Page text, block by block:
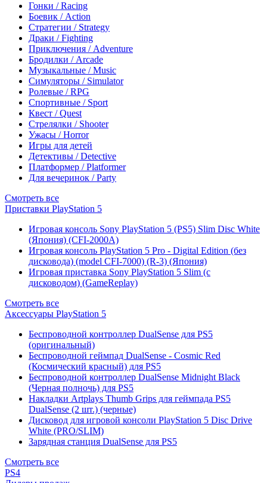
Гонки / Racing
Боевик / Action
Стратегии / Strategy
Драки / Fighting
Приключения / Adventure
Бродилки / Arcade
Музыкальные / Music
Симуляторы / Simulator
Ролевые / RPG
Спортивные / Sport
Квест / Quest
Стрелялки / Shooter
Ужасы / Horror
Игры для детей
Детективы / Detective
Платформер / Platformer
Для вечеринок / Party
Смотреть все
Приставки PlayStation 5
Игровая консоль Sony PlayStation 5 (PS5) Slim Disc White
(Япония) (CFI-2000A)
Игровая консоль PlayStation 5 Pro - Digital Edition (без
дисковода) (model CFI-7000) (R-3) (Япония)
Игровая приставка Sony PlayStation 5 Slim (с
дисководом) (GameReplay)
Смотреть все
Аксессуары PlayStation 5
Беспроводной контроллер DualSense для PS5
(оригинальный)
Беспроводной геймпад DualSense - Cosmic Red
(Космический красный) для PS5
Беспроводной контроллер DualSense Midnight Black
(Черная полночь) для PS5
Накладки Artplays Thumb Grips для геймпада PS5
DualSense (2 шт.) (черные)
Дисковод для игровой консоли PlayStation 5 Disc Drive
White (PRO/SLIM)
Зарядная станция DualSense для PS5
Смотреть все
PS4